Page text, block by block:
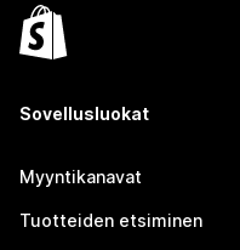
Sovellusluokat
Myyntikanavat
Tuotteiden etsiminen